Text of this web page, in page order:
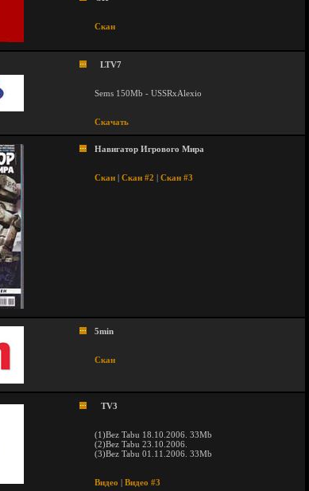
Скан
LTV7
Sems 150Mb - USSRxAlexio
Скачать
Навигатор Игрового Мира
Скан | Скан #2 | Скан #3
5min
Скан
TV3
(1)Bez Tabu 18.10.2006. 33Mb
(2)Bez Tabu 23.10.2006.
(3)Bez Tabu 01.11.2006. 33Mb
Видео | Видео #3